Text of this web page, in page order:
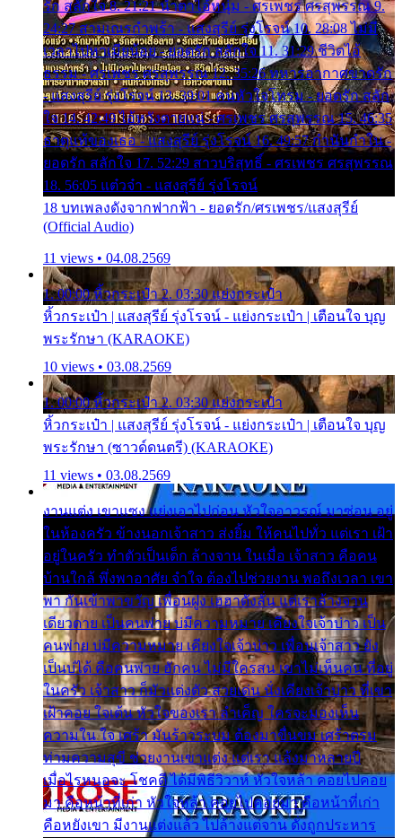
รัก สลักใจ 8. 21:21 น้ำตาไอ้หนุ่ม - ศรเพชร ศรสุพรรณ 9.
24:27 สามเณรกำพร้า - แสงสุรีย์ รุ่งโรจน์ 10. 28:08 ไม่มี
เวลาไปหาเมียน้อย - ยอดรัก สลักใจ 11. 31:29 ชีวิตไอ้
ธรรม - ศรเพชร ศรสุพรรณ 12. 35:26 ทหารอากาศขาดรัก
- แสงสุรีย์ รุ่งโรจน์ 13. 39:01 คนหัวใจโทรม - ยอดรัก สลัก
ใจ 14. 42:49 ไอ้หวังตายแน่ - ศรเพชร ศรสุพรรณ 15. 46:35
ธาตุแท้ของเธอ - แสงสุรีย์ รุ่งโรจน์ 16. 49:57 กำนันกำใน -
ยอดรัก สลักใจ 17. 52:29 สาวบริสุทธิ์ - ศรเพชร ศรสุพรรณ
18. 56:05 แต๋วจ๋า - แสงสุรีย์ รุ่งโรจน์
18 บทเพลงดังจากฟากฟ้า - ยอดรัก/ศรเพชร/แสงสุรีย์
(Official Audio)
11 views • 04.08.2569
1. 00:00 หิ้วกระเป๋า 2. 03:30 แย่งกระเป๋า
หิ้วกระเป๋า | แสงสุรีย์ รุ่งโรจน์ - แย่งกระเป๋า | เตือนใจ บุญ
พระรักษา (KARAOKE)
10 views • 03.08.2569
1. 00:00 หิ้วกระเป๋า 2. 03:30 แย่งกระเป๋า
หิ้วกระเป๋า | แสงสุรีย์ รุ่งโรจน์ - แย่งกระเป๋า | เตือนใจ บุญ
พระรักษา (ซาวด์ดนตรี) (KARAOKE)
11 views • 03.08.2569
งานแต่ง เขาแซง แย่งเอาไปก่อน หัวใจอาวรณ์ มาซ่อน อยู่
ในห้องครัว ข้างนอกเจ้าสาว ส่งยิ้ม ให้คนไปทั่ว แต่เรา เฝ้า
อยู่ในครัว ทำตัวเป็นเด็ก ล้างจาน ในเมื่อ เจ้าสาว คือคน
บ้านใกล้ พึ่งพาอาศัย จำใจ ต้องไปช่วยงาน พอถึงเวลา เขา
พา กันเข้าพาขวัญ เพื่อนฝูง เฮฮาดังลั่น แต่เราล้างจาน
เดียวดาย เป็นคนพ่าย บ่มีความหมาย เคียงใจเจ้าบ่าว เป็น
คนพ่าย บ่มีความหมาย เคียงใจเจ้าบ่าว เพื่อนเจ้าสาว ยัง
เป็นบ่ได้ คือคนพ่าย ฮักคน ไม่มีใครสน เขาไม่เห็นคน ที่อยู่
ในครัว เจ้าสาว ก็มัวแต่งตัว สวยเด่น นั่งเคียงเจ้าบ่าว ที่เขา
เฝ้าคอย ใจเต้น หัวใจของเรา ลำเค็ญ ใครจะมองเห็น
ความใน ใจ เศร้า มันร้าวระบม ต้องมาขื่นขม เศร้าตรม
ท่ามความสุขี ช่วยงานเขาแต่ง แต่เรา แล้งมาหลายปี
เมื่อไรหนอจะ โชคดี ได้มีพิธีวิวาห์ หัวใจหล้า คอยไปคอย
มา คือหน้าที่เก่า หัวใจหล้า คอยไปคอยมา คือหน้าที่เก่า
คือหยังเขา มีงานแต่งแล้ว ไปล้างแต่จาน ดั่งถูกประหาร